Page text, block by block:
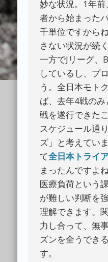
妙な状況。1年
者から始まった
千単位ですから
さない状況が続
一方でJリーグ、
しているし、プ
う。全日本モト
ば、去年4戦の
戦を遂行できた
スケジュール通
ズ」と考えてい
て全日本トライ
まったんですよね
医療負荷という
が難しい判断を
理解できます。
力し合って、無
ズンを全うでき
す。